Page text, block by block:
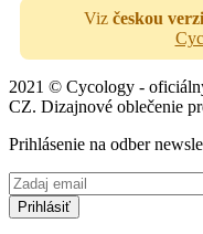
Viz českou verzi
2021 © Cycology -
CZ. Dizajnové oblečenie
Prihlásenie na odber